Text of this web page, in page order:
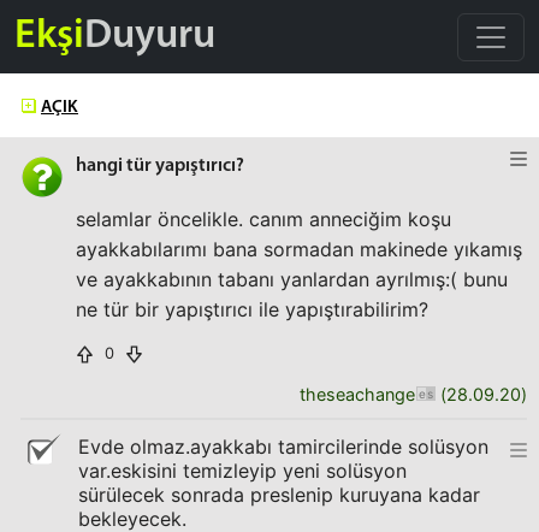
EkşiDuyuru
AÇIK
hangi tür yapıştırıcı?
selamlar öncelikle. canım anneciğim koşu
ayakkabılarımı bana sormadan makinede yıkamış
ve ayakkabının tabanı yanlardan ayrılmış:( bunu
ne tür bir yapıştırıcı ile yapıştırabilirim?
0
theseachange (28.09.20)
Evde olmaz.ayakkabı tamircilerinde solüsyon
var.eskisini temizleyip yeni solüsyon
sürülecek sonrada preslenip kuruyana kadar
bekleyecek.